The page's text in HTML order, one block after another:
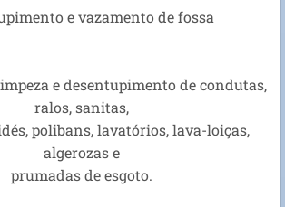
e vazamento de fossa
e desentupimento de condutas,
ralos, sanitas,
polibans, lavatórios, lava-loiças,
algerozas e
prumadas de esgoto.